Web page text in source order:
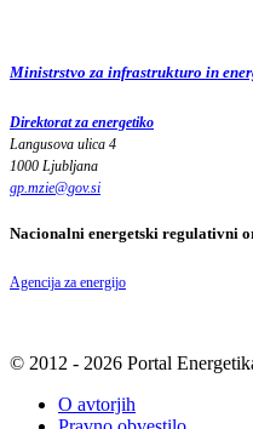
Ministrstvo za infrastrukturo in
Direktorat za energetiko
Langusova ulica 4
1000 Ljubljana
gp.mzie@gov.si
Nacionalni energetski regulativni
Agencija za energijo
© 2012 - 2026 Portal
O avtorjih